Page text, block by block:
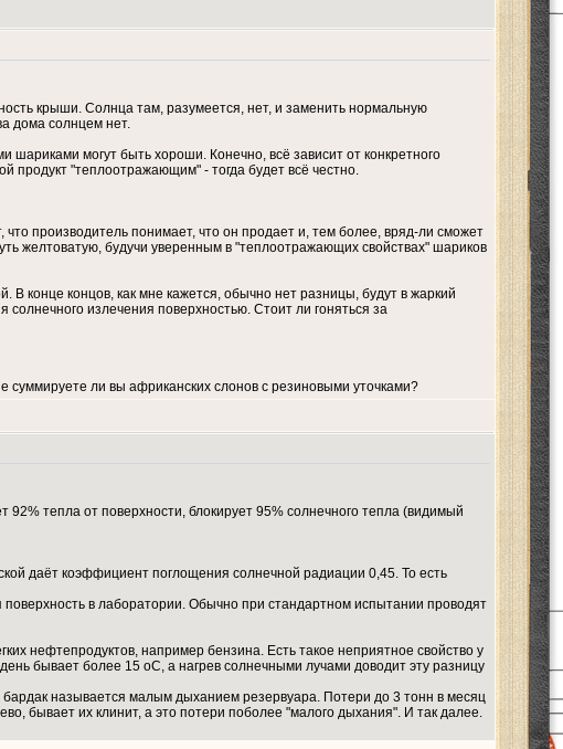
крыши. Солнца там, разумеется, нет, и заменить нормальную
дома солнцем нет.
могут быть хороши. Конечно, всё зависит от конкретного
продукт "теплоотражающим" - тогда будет всё честно.
производитель понимает, что он продает и, тем более, вряд-ли сможет
желтоватую, будучи уверенным в "теплоотражающих свойствах" шариков
В конце концов, как мне кажется, обычно нет разницы, будут в жаркий
излечения поверхностью. Стоит ли гоняться за
суммируете ли вы африканских слонов с резиновыми уточками?
тепла от поверхности, блокирует 95% солнечного тепла (видимый
даёт коэффициент поглощения солнечной радиации 0,45. То есть
в лаборатории. Обычно при стандартном испытании проводят
нефтепродуктов, например бензина. Есть такое неприятное свойство у
бывает более 15 оС, а нагрев солнечными лучами доводит эту разницу
называется малым дыханием резервуара. Потери до 3 тонн в месяц
бывает их клинит, а это потери поболее "малого дыхания". И так далее.